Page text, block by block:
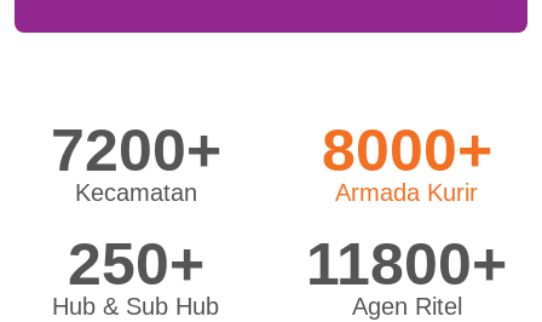
7200+
Kecamatan
8000+
Armada Kurir
250+
Hub & Sub Hub
11800+
Agen Ritel